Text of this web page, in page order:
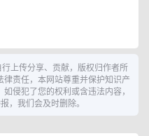
上传分享、贡献，版权归作者所
责任，本网站尊重并保护知识产
侵犯了您的权利或含违法内容，
，我们会及时删除。